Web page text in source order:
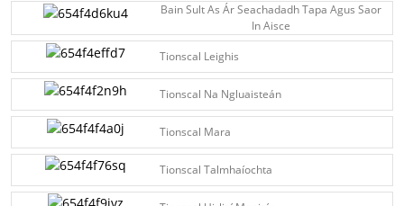
Bain Sult As Ár Seachadadh Tapa Agus Saor
In Aisce
Tionscal Leighis
Tionscal Na Ngluaisteán
Tionscal Mara
Tionscal Talmhaíochta